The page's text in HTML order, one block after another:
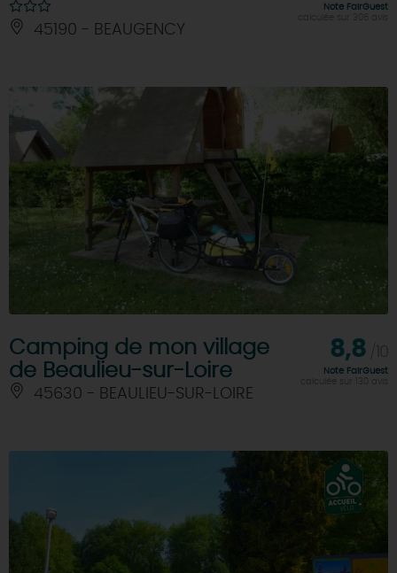
45190 - BEAUGENCY
Note FairGuest
Camping de mon village
de Beaulieu-sur-Loire
45630 - BEAULIEU-SUR-LOIRE
8,8
Note FairGuest